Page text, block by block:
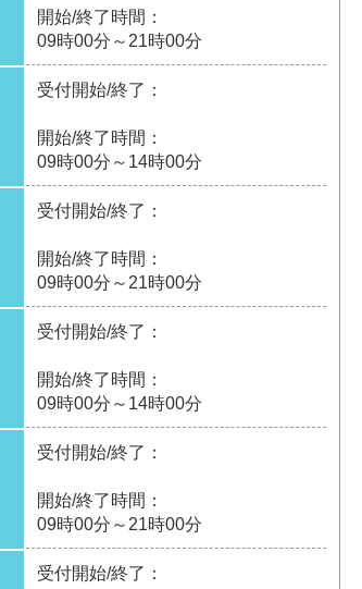
開始/終了時間：
09時00分～21時00分
受付開始/終了：
開始/終了時間：
09時00分～14時00分
受付開始/終了：
開始/終了時間：
09時00分～21時00分
受付開始/終了：
開始/終了時間：
09時00分～14時00分
受付開始/終了：
開始/終了時間：
09時00分～21時00分
受付開始/終了：